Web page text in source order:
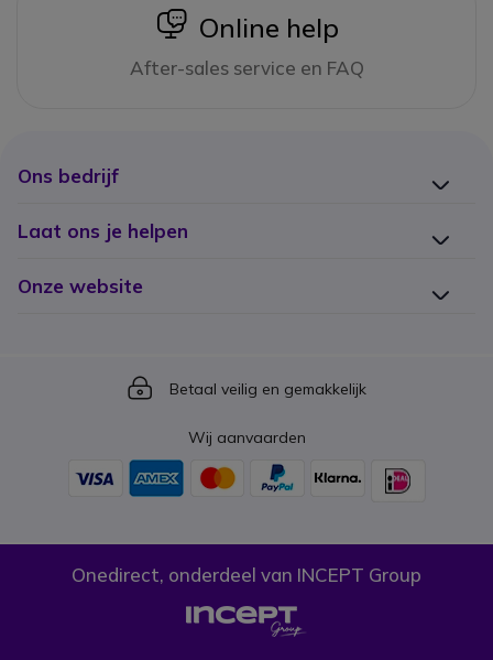
icon
Online help
After-sales service en FAQ
Ons bedrijf
Laat ons je helpen
Onze website
Icon
Betaal veilig en gemakkelijk
Wij aanvaarden
Onedirect, onderdeel van INCEPT Group